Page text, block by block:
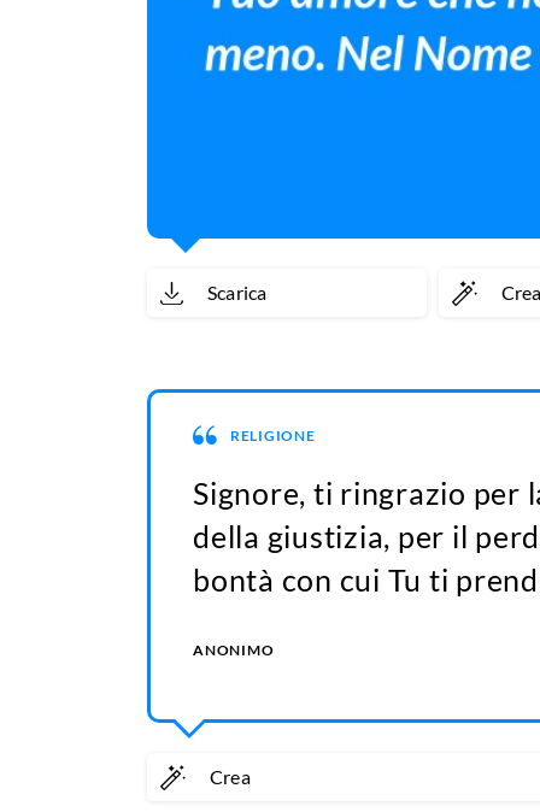
Scarica Crea
RELIGIONE
Signore, ti ringrazio per
della giustizia, per il
bontà con cui Tu ti
ANONIMO
Crea